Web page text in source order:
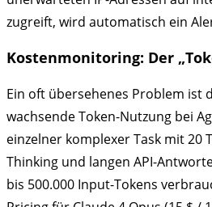
zugreift, wird automatisch ein
Kostenmonitoring: Der
Ein oft übersehenes Problem ist
wachsende Token-Nutzung bei
einzelner komplexer Task mit 20
Thinking und langen API-
bis 500.000 Input-Tokens